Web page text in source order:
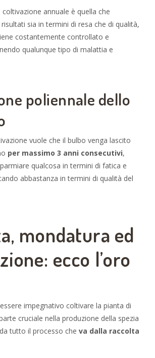
annuale è quella che
sia in termini di resa che di qualità,
costantemente controllato e
qualunque tipo di malattia e
poliennale dello
vuole che il bulbo venga lascito
per massimo 3 anni consecutivi,
qualcosa in termini di fatica e
abbastanza in termini di qualità del
mondatura ed
ecco l’oro
impegnativo coltivare la pianta di
cruciale nella produzione della spezia
tutto il processo cheva dalla raccolta